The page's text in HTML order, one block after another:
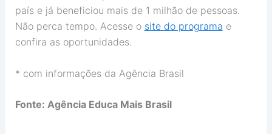
país e já beneficiou mais de 1 milhão de pessoas.
Não perca tempo. Acesse o site do programa e
confira as oportunidades.
* com informações da Agência Brasil
Fonte: Agência Educa Mais Brasil